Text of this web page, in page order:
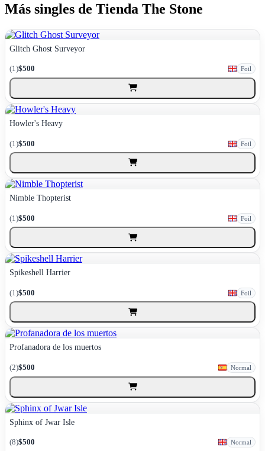
Más singles de Tienda The Stone
Glitch Ghost Surveyor
(1)$500 Foil
Howler's Heavy
(1)$500 Foil
Nimble Thopterist
(1)$500 Foil
Spikeshell Harrier
(1)$500 Foil
Profanadora de los muertos
(2)$500 Normal
Sphinx of Jwar Isle
(8)$500 Normal